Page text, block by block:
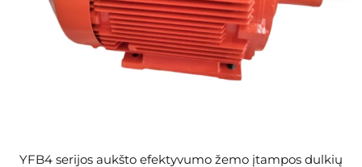
YFB4 serijos aukšto efektyvumo žemo įtampos dulkių